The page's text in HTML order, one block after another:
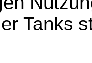
Tanks